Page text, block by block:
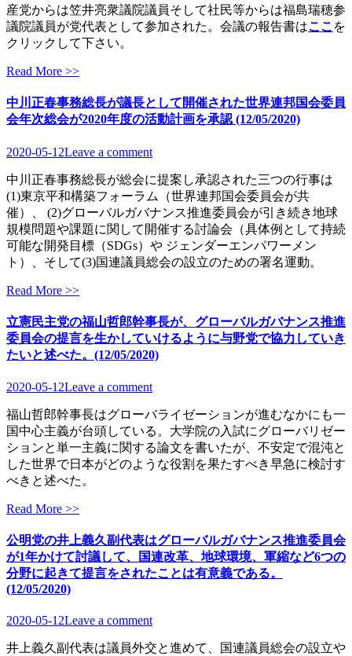
産党からは笠井亮衆議院議員そして社民等からは福島瑞穂参
議院議員が党代表として参加された。会議の報告書はここ を
クリックして下さい。
Read More >>
中川正春事務総長が議長として開催された世界連邦国会委員
会年次総会が2020年度の活動計画を承認 (12/05/2020)
2020-05-12Leave a comment
中川正春事務総長が総会に提案し承認された三つの行事は
(1)東京平和構築フォーラム（世界連邦国会委員会が共
催）、 (2)グローバルガバナンス推進委員会が引き続き地球
規模問題や課題に関して開催する討論会（具体例として持続
可能な開発目標（SDGs）や ジェンダーエンパワーメン
ト）、そして(3)国連議員総会の設立のための署名運動。
Read More >>
立憲民主党の福山哲郎幹事長が、グローバルガバナンス推進
委員会の提言を生かしていけるように与野党で協力していき
たいと述べた。(12/05/2020)
2020-05-12Leave a comment
福山哲郎幹事長はグローバライゼーションが進むなかにも一
国中心主義が台頭している。大学院の入試にグローバリゼー
ションと単一主義に関する論文を書いたが、不安定で混沌と
した世界で日本がどのような役割を果たすべき早急に検討す
べきと述べた。
Read More >>
公明党の井上義久副代表はグローバルガバナンス推進委員会
が1年かけて討議して、国連改革、地球環境、軍縮など6つの
分野に起きて提言をされたことは有意義である。
(12/05/2020)
2020-05-12Leave a comment
井上義久副代表は議員外交と進めて、国連議員総会の設立や